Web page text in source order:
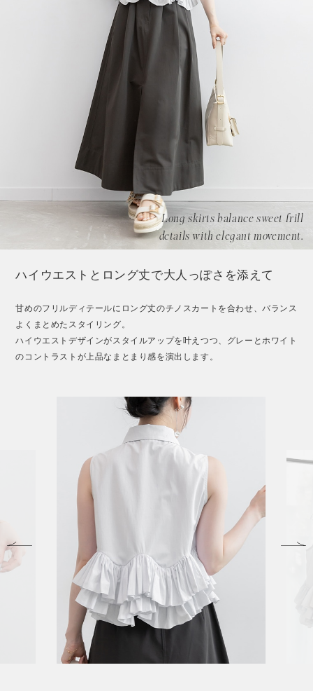
Long skirts balance sweet frill
details with elegant movement.
ハイウエストとロング丈で大人っぽさを添えて
甘めのフリルディテールにロング丈のチノスカートを合わせ、バランス
よくまとめたスタイリング。
ハイウエストデザインがスタイルアップを叶えつつ、グレーとホワイト
のコントラストが上品なまとまり感を演出します。